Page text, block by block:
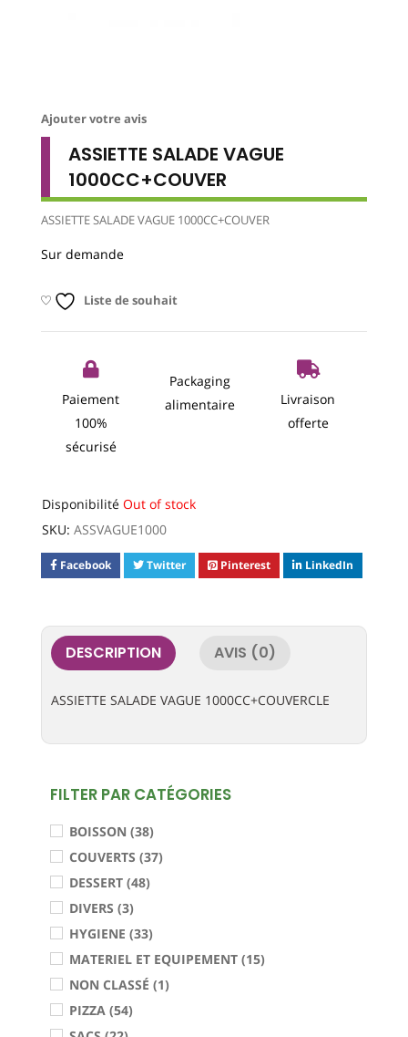
FILTER PAR CATÉGORIES
BOISSON (38)
COUVERTS (37)
DESSERT (48)
DIVERS (3)
HYGIENE (33)
MATERIEL ET EQUIPEMENT (15)
NON CLASSÉ (1)
PIZZA (54)
Ajouter votre avis
ASSIETTE SALADE VAGUE
1000CC+COUVER
ASSIETTE SALADE VAGUE 1000CC+COUVER
Sur demande
Liste de souhait
Paiement
100%
sécurisé
Packaging
alimentaire
Livraison
offerte
Disponibilité Out of stock
SKU: ASSVAGUE1000
Facebook Twitter Pinterest LinkedIn
DESCRIPTION AVIS (0)
ASSIETTE SALADE VAGUE 1000CC+COUVERCLE